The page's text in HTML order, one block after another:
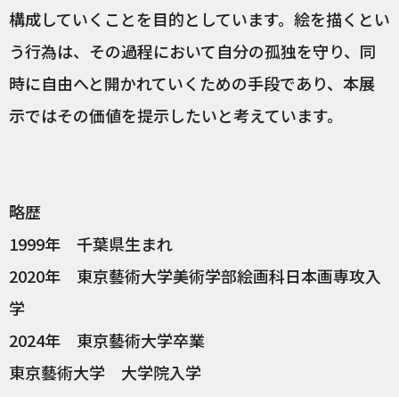
構成していくことを目的としています。絵を描くとい
う行為は、その過程において自分の孤独を守り、同
時に自由へと開かれていくための手段であり、本展
示ではその価値を提示したいと考えています。
略歴
1999年 千葉県生まれ
2020年 東京藝術大学美術学部絵画科日本画専攻入
学
2024年 東京藝術大学卒業
東京藝術大学 大学院入学